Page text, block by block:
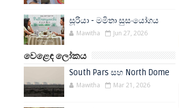
සූරියා - මමිතා සුසංයෝගය
Mawitha Jun 27, 2026
වෙළෙඳ ලෝකය
South Pars සහ North Dome
Mawitha Mar 21, 2026